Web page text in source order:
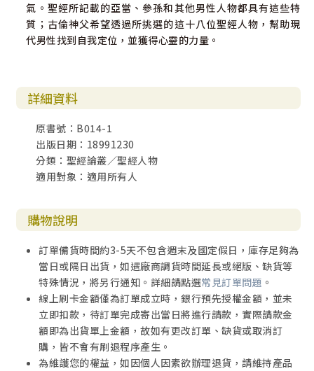
氣。聖經所記載的亞當、參孫和其他男性人物都具有這些特
質；古倫神父希望透過所挑選的這十八位聖經人物，幫助現
代男性找到自我定位，並獲得心靈的力量。
詳細資料
原書號：B014-1
出版日期：18991230
分類：聖經論叢／聖經人物
適用對象：適用所有人
購物說明
訂單備貨時間約3-5天不包含週末及國定假日，庫存足夠為
當日或隔日出貨，如遇廠商調貨時間延長或絕版、缺貨等
特殊情況，將另行通知。詳細請點選常見訂單問題 。
線上刷卡金額僅為訂單成立時，銀行預先授權金額，並未
立即扣款，待訂單完成寄出當日將進行請款，實際請款金
額即為出貨單上金額，故如有更改訂單、缺貨或取消訂
購，皆不會有刷退程序產生。
為維護您的權益，如因個人因素欲辦理退貨，請維持產品